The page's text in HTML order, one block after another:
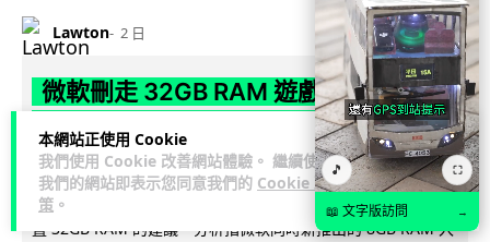
本網站正使用 Cookie
我們使用 Cookie 改善網站體驗。 繼續使用
我們的網站即表示您同意我們的 Cookie 政
策 。
Lawton 2 日
微軟刪走 32GB RAM 遊戲建議 分析:
為 8GB Surface 銷售鋪路 連自家
Copilot+ 門檻也未到
Microsoft 被發現靜靜刪除官方網站上，對遊戲玩家要為電腦配
置 32GB RAM 的建議。分析指微軟同時新推出的 8GB RAM 入
🎵 ⛶
📖 文字版訪問 →